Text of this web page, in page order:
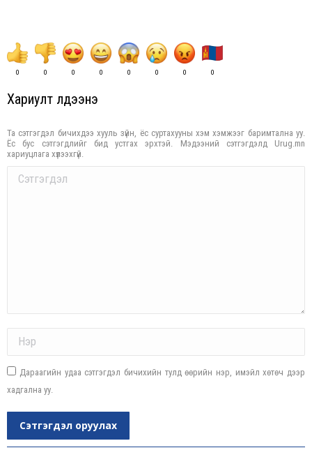
0 0 0 0 0 0 0 0
Хариулт үлдээнэ үү
Та сэтгэгдэл бичихдээ хууль зүйн, ёс суртахууны хэм хэмжээг баримтална уу.
Ёс бус сэтгэгдлийг бид устгах эрхтэй. Мэдээний сэтгэгдэлд Urug.mn
хариуцлага хүлээхгүй.
Comment
Дараагийн удаа сэтгэгдэл бичихийн тулд өөрийн нэр, имэйл хөтөч дээр
хадгална уу.
Сэтгэгдэл оруулах